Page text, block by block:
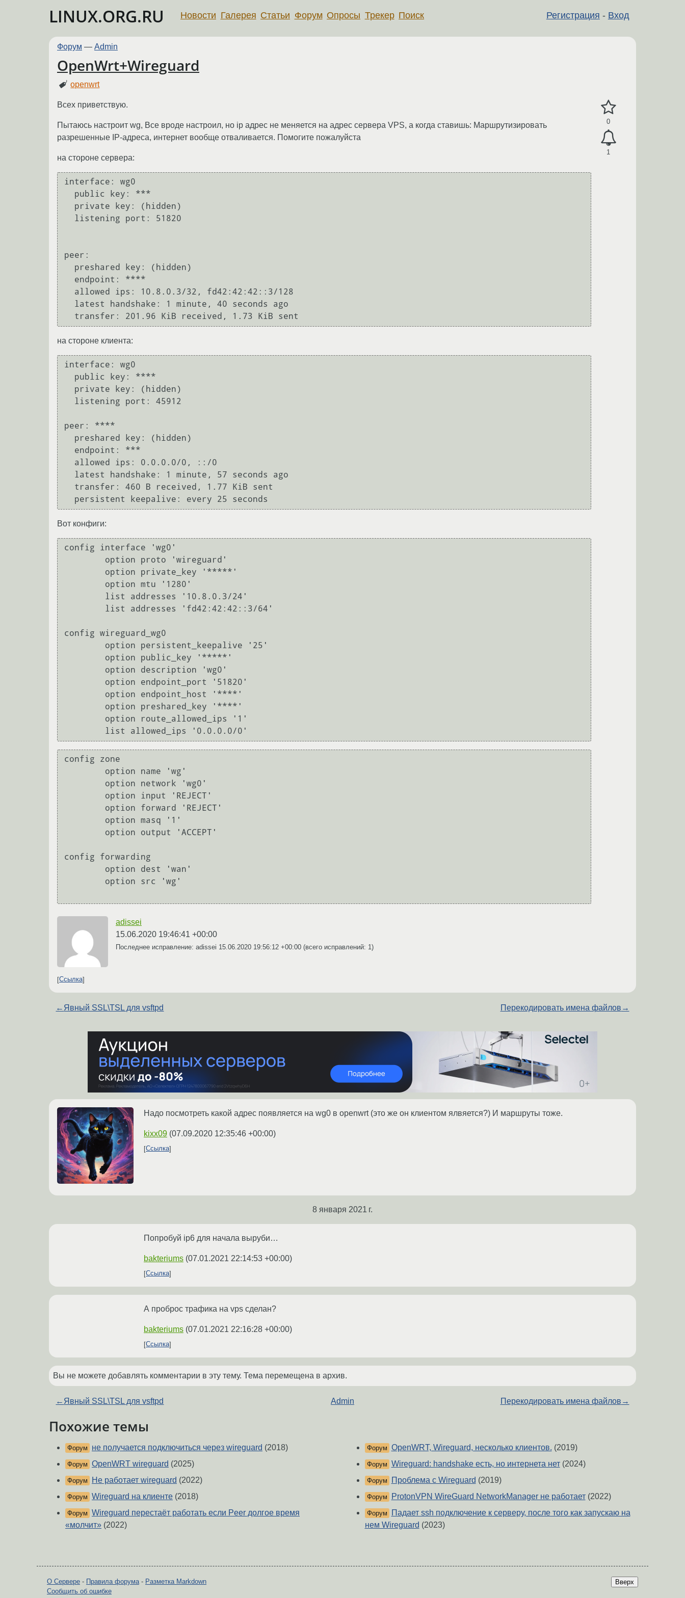
LINUX.ORG.RU Регистрация - Вход
Новости Галерея Статьи Форум Опросы Трекер Поиск
Форум — Admin
OpenWrt+Wireguard
openwrt
0
1
Всех приветствую.
Пытаюсь настроит wg, Все вроде настроил, но ip адрес не меняется на адрес сервера VPS, а когда ставишь: Маршрутизировать
разрешенные IP-адреса, интернет вообще отваливается. Помогите пожалуйста
на стороне сервера:
interface: wg0
peer:
на стороне клиента:
interface: wg0
peer: ****
Вот конфиги:
config interface 'wg0'
config wireguard_wg0
config zone
config forwarding
adissei
15.06.2020 19:46:41 +00:00
Последнее исправление: adissei 15.06.2020 19:56:12 +00:00 (всего исправлений: 1)
Ссылка
← Явный SSL\TSL для vsftpd Перекодировать имена файлов →
Надо посмотреть какой адрес появляется на wg0 в openwrt (это же он клиентом ялвяется?) И маршруты тоже.
kixx09 (07.09.2020 12:35:46 +00:00)
Ссылка
8 января 2021 г.
Попробуй ip6 для начала выруби…
bakteriums (07.01.2021 22:14:53 +00:00)
Ссылка
А проброс трафика на vps сделан?
bakteriums (07.01.2021 22:16:28 +00:00)
Ссылка
Вы не можете добавлять комментарии в эту тему. Тема перемещена в архив.
← Явный SSL\TSL для vsftpd Admin Перекодировать имена файлов →
Похожие темы
Форум не получается подключиться через wireguard (2018)
Форум OpenWRT wireguard (2025)
Форум Не работает wireguard (2022)
Форум Wireguard на клиенте (2018)
Форум Wireguard перестаёт работать если Peer долгое время
«молчит» (2022)
Форум OpenWRT, Wireguard, несколько клиентов. (2019)
Форум Wireguard: handshake есть, но интернета нет(2024)
Форум Проблема с Wireguard (2019)
Форум ProtonVPN WireGuard NetworkManager не работает(2022)
Форум
Падает ssh подключение к серверу, после того как запускаю на
нем Wireguard (2023)
Вверх
О Сервере - Правила форума- Разметка Markdown
Сообщить об ошибке